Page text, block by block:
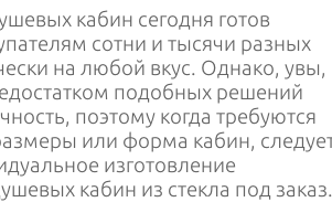
кабин сегодня готов
сотни и тысячи разных
на любой вкус. Однако, увы,
подобных решений
поэтому когда требуются
или форма кабин,
изготовление
кабин из стекла под заказ.